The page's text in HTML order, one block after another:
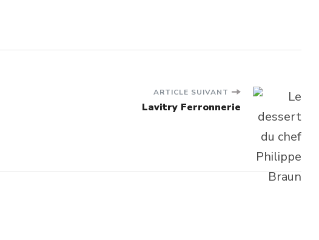
ARTICLE SUIVANT
Lavitry Ferronnerie